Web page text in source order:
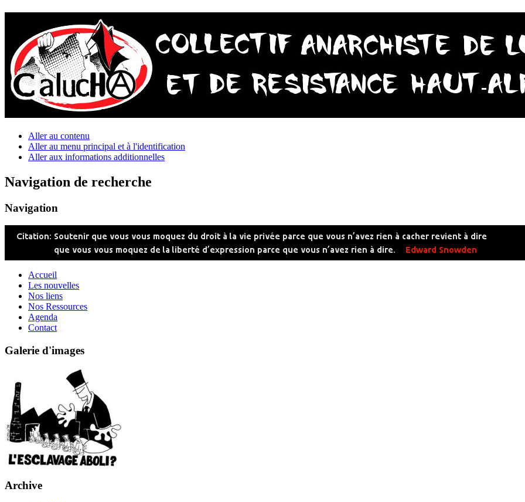
Aller au contenu
Aller au menu principal et à l'identification
Aller aux informations additionnelles
Navigation de recherche
Navigation
Accueil
Les nouvelles
Nos liens
Nos Ressources
Agenda
Contact
Galerie d'images
Archive